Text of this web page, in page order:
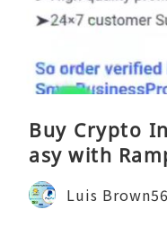
Buy Crypto
asy with
Luis Brown56